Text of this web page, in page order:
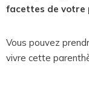
facettes de votre
Vous pouvez
vivre cette